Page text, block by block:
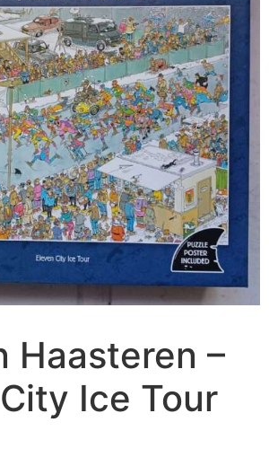
Haasteren –
Ice Tour